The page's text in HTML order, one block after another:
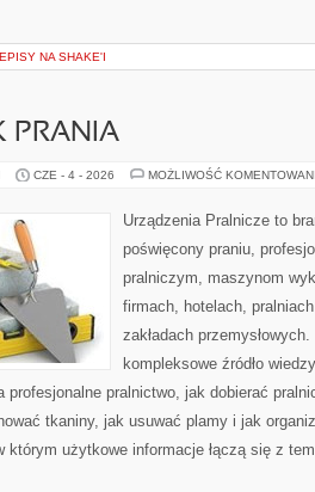
NA SHAKE'I
PRANIA
CZE - 4 - 2026 MOŻLIWOŚĆ
Urządzenia Pralnicze to
poświęcony praniu,
pralniczym, maszynom
firmach, hotelach,
zakładach
kompleksowe źródło
profesjonalne pralnictwo, jak dobierać
tkaniny, jak usuwać plamy i jak
którym użytkowe informacje łączą się z